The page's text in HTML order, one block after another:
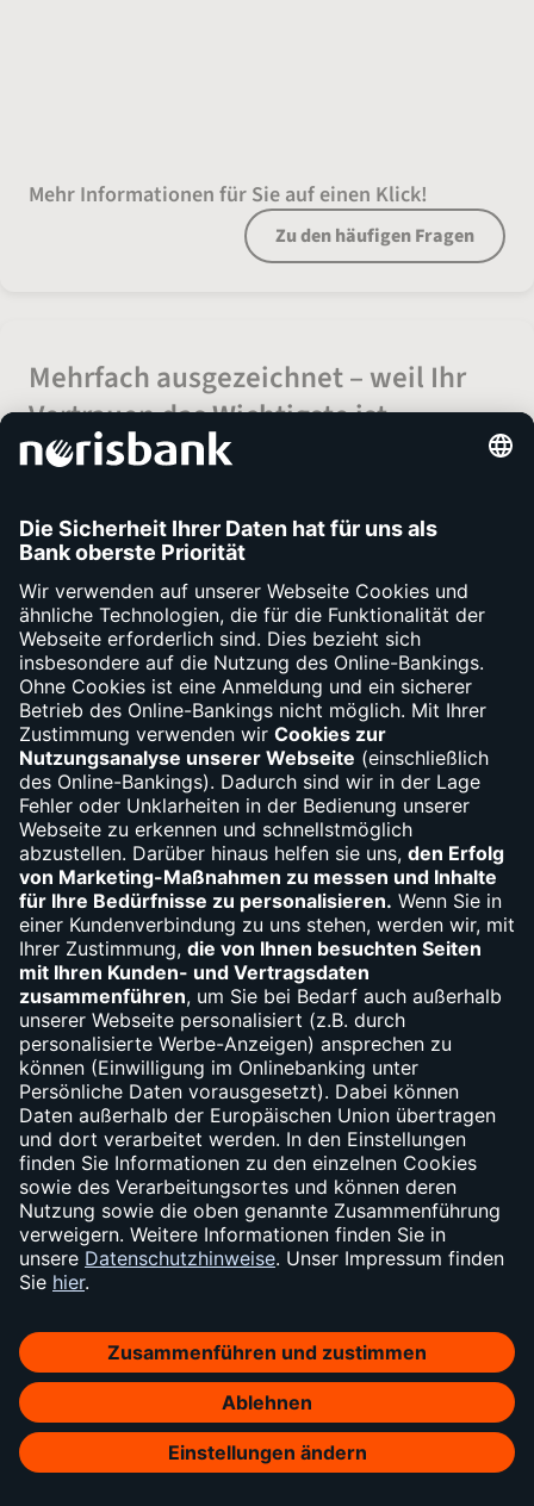
Mehr Informationen für Sie auf einen Klick!
Zu den häufigen Fragen
Mehrfach ausgezeichnet – weil Ihr
Vertrauen das Wichtigste ist